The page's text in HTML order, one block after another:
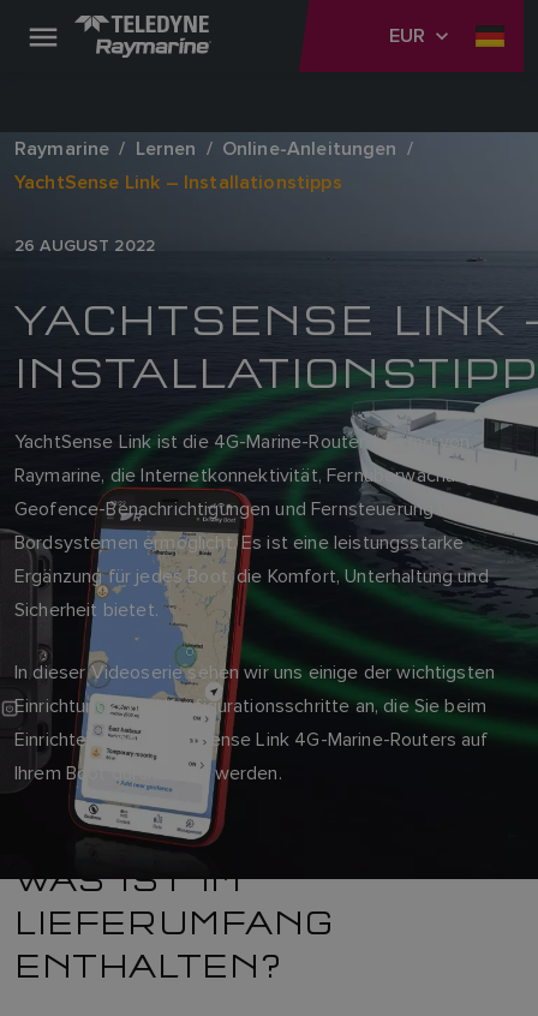
EUR
Raymarine Lernen
Online-Anleitungen
YachtSense Link – Installationstipps
26 AUGUST 2022
YACHTSENSE LINK
YachtSense Link ist die 4G-Marine-Router-Lösung von
Raymarine, die Internetkonnektivität, Fernüberwachung,
Geofence-Benachrichtigungen und Fernsteuerung von
Bordsystemen ermöglicht. Es ist eine leistungsstarke
Ergänzung für jedes Boot, die Komfort, Unterhaltung und
Sicherheit bietet.
In dieser Videoserie sehen wir uns einige der wichtigsten
Einrichtungs- und Konfigurationsschritte an, die Sie beim
Einrichten eines YachtSense Link 4G-Marine-Routers auf
Ihrem Boot durchlaufen werden.
WAS IST IM
LIEFERUMFANG
ENTHALTEN?